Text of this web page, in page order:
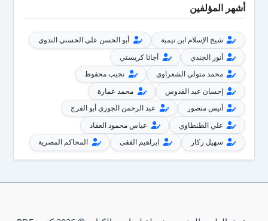
أشهر المؤلفين
شيخ الإسلام ابن تيمية
أبو الحسن علي الحسني الندوي
أنور الجندي
أجاثا كريستي
محمد متولي الشعراوي
نجيب محفوظ
إحسان عبد القدوس
محمد عمارة
أنيس منصور
عبد الرحمن الجوزي أبو الفرج
علي الطنطاوي
عباس محمود العقاد
سهيل زكار
ابراهيم الفقى المحاكم المصرية